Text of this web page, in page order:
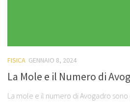
FISICA GENNAIO 8, 2024
La Mole e il Numero di
La mole e il numero di Avogadro